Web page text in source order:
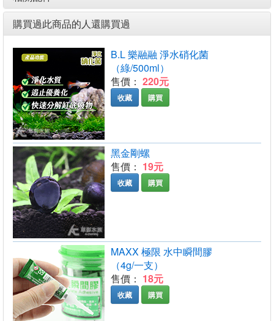
購買過此商品的人還購買過
B.L 樂融融 淨水硝化菌
（綠/500ml）
售價： 220元
收藏 購買
黑金剛螺
售價： 19元
收藏 購買
MAXX 極限 水中瞬間膠
（4g/一支）
售價： 18元
收藏 購買